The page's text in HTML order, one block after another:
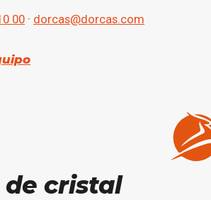
00 · dorcas@dorcas.com
cristal